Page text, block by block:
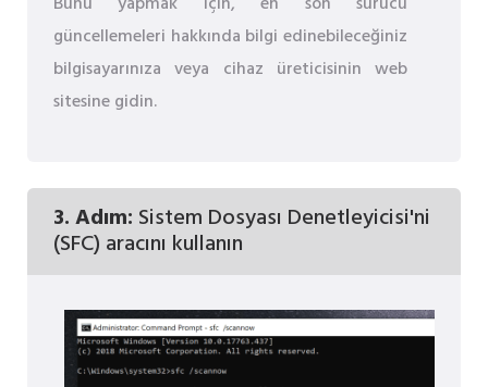
güncellemeleri hakkında bilgi edinebileceğiniz
bilgisayarınıza veya cihaz üreticisinin web
sitesine gidin.
3. Adım: Sistem Dosyası Denetleyicisi'ni
(SFC) aracını kullanın